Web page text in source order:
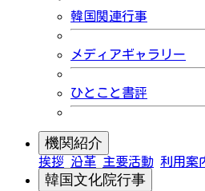
韓国関連行事
メディアギャラリー
ひとこと書評
機関紹介
挨拶 沿革 主要活動 利用案
韓国文化院行事